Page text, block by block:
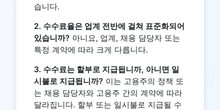
습니다.
2. 수수료율은 업계 전반에 걸쳐 표준화되어
있습니까? 아니요, 업계, 채용 담당자 또는
특정 계약에 따라 크게 다릅니다.
3. 수수료는 할부로 지급됩니까, 아니면 일
시불로 지급됩니까? 이는 고용주의 정책 또
는 채용 담당자와 고용주 간의 계약에 따라
달라집니다. 할부 또는 일시불로 지급될 수